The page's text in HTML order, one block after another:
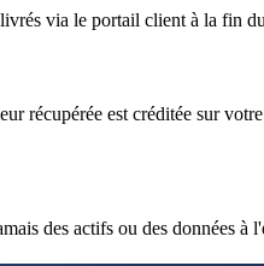
via le portail client à la fin
récupérée est créditée sur
des actifs ou des données à